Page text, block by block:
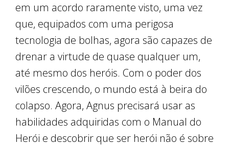
em um acordo raramente visto, uma vez
que, equipados com uma perigosa
tecnologia de bolhas, agora são capazes de
drenar a virtude de quase qualquer um,
até mesmo dos heróis. Com o poder dos
vilões crescendo, o mundo está à beira do
colapso. Agora, Agnus precisará usar as
habilidades adquiridas com o Manual do
Herói e descobrir que ser herói não é sobre